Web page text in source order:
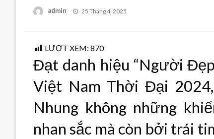
admin
Posted
25 Tháng 4, 2025
LƯỢT XEM: 870
Đạt danh hiệu “Người
Việt Nam Thời Đại
Nhung không những
nhan sắc mà còn bởi trái